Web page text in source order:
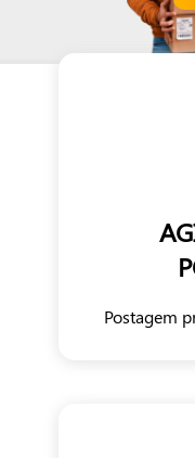
Postagem